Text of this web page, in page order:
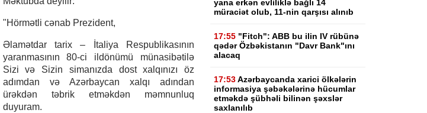
"Hörmətli cənab Prezident,
Əlamətdar tarix – İtaliya Respublikasının
yaranmasının 80-ci ildönümü münasibətilə
Sizi və Sizin simanızda dost xalqınızı öz
adımdan və Azərbaycan xalqı adından
ürəkdən təbrik etməkdən məmnunluq
duyuram.
yana erkən evliliklə bağlı 14
müraciət olub, 11-nin qarşısı alınıb
17:55 "Fitch": ABB bu ilin IV rübünə
qədər Özbəkistanın "Davr Bank"ını
alacaq
17:53 Azərbaycanda xarici ölkələrin
informasiya şəbəkələrinə hücumlar
etməkdə şübhəli bilinən şəxslər
saxlanılıb